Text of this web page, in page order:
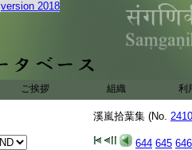
version 2018
ご挨拶 組織 利
溪嵐拾葉集 (No.
644 645 646